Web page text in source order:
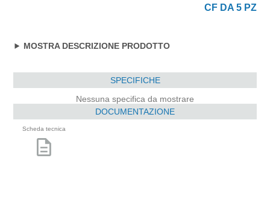
CF DA 5 PZ
MOSTRA DESCRIZIONE PRODOTTO
SPECIFICHE
Nessuna specifica da mostrare
DOCUMENTAZIONE
Scheda tecnica
description